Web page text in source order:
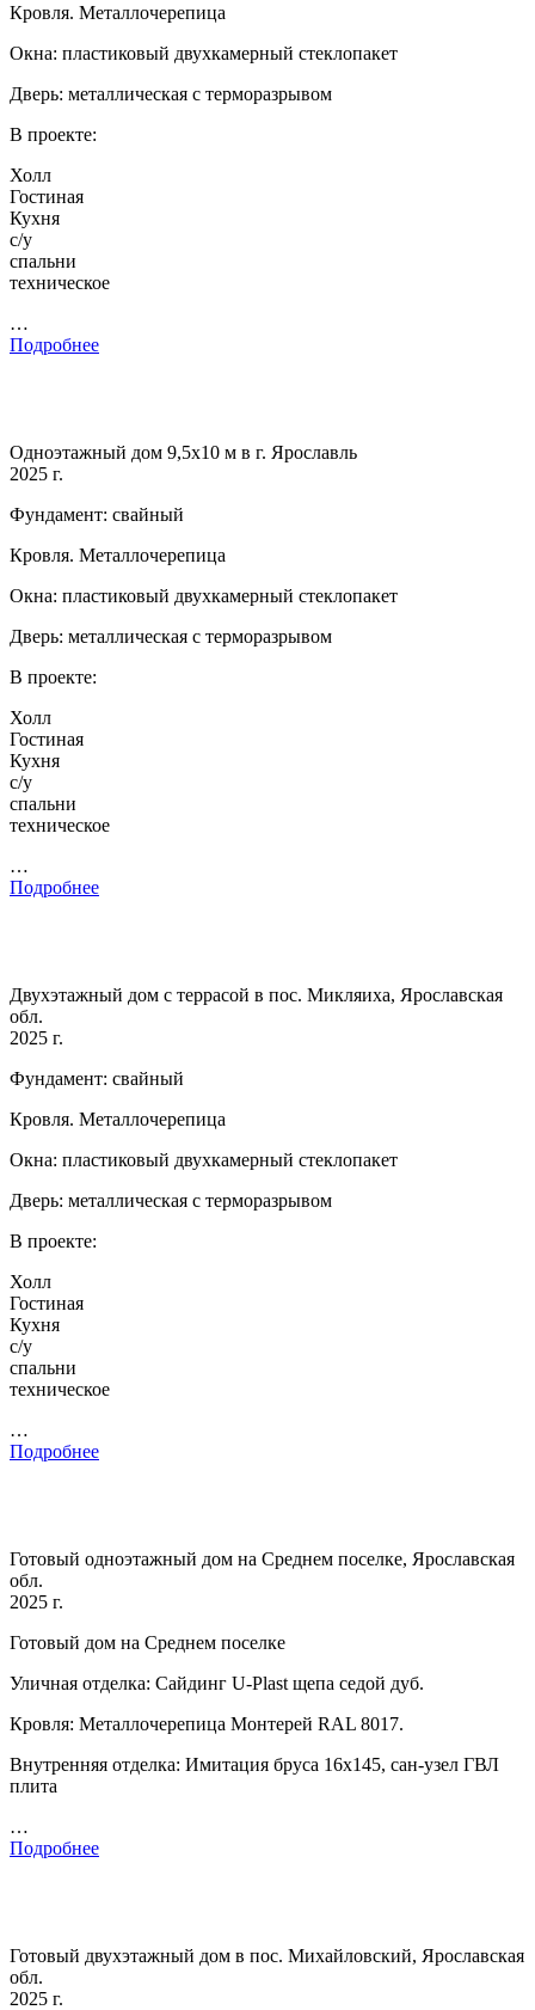
Кровля. Металлочерепица
Окна: пластиковый двухкамерный стеклопакет
Дверь: металлическая с терморазрывом
В проекте:
Холл
Гостиная
Кухня
с/у
спальни
техническое
…
Подробнее
Одноэтажный дом 9,5х10 м в г. Ярославль
2025 г.
Фундамент: свайный
Кровля. Металлочерепица
Окна: пластиковый двухкамерный стеклопакет
Дверь: металлическая с терморазрывом
В проекте:
Холл
Гостиная
Кухня
с/у
спальни
техническое
…
Подробнее
Двухэтажный дом с террасой в пос. Микляиха, Ярославская
обл.
2025 г.
Фундамент: свайный
Кровля. Металлочерепица
Окна: пластиковый двухкамерный стеклопакет
Дверь: металлическая с терморазрывом
В проекте:
Холл
Гостиная
Кухня
с/у
спальни
техническое
…
Подробнее
Готовый одноэтажный дом на Среднем поселке, Ярославская
обл.
2025 г.
Готовый дом на Среднем поселке
Уличная отделка: Сайдинг U-Plast щепа седой дуб.
Кровля: Металлочерепица Монтерей RAL 8017.
Внутренняя отделка: Имитация бруса 16х145, сан-узел ГВЛ
плита
…
Подробнее
Готовый двухэтажный дом в пос. Михайловский, Ярославская
обл.
2025 г.